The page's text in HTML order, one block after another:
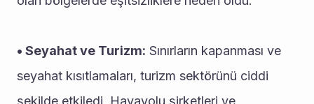
• Seyahat ve Turizm: Sınırların kapanması ve
seyahat kısıtlamaları, turizm sektörünü ciddi